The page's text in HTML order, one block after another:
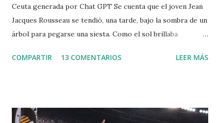
Ceuta generada por Chat GPT Se cuenta que el joven Jean
Jacques Rousseau se tendió, una tarde, bajo la sombra de un
árbol para pegarse una siesta. Como el sol brillaba
cabeza. Cuando despertó, leió el periódico que le había
pregunta: "¿Cuál es el origen de la desigualdad entre los
COMPARTIR 13 COMENTARIOS LEER MÁS